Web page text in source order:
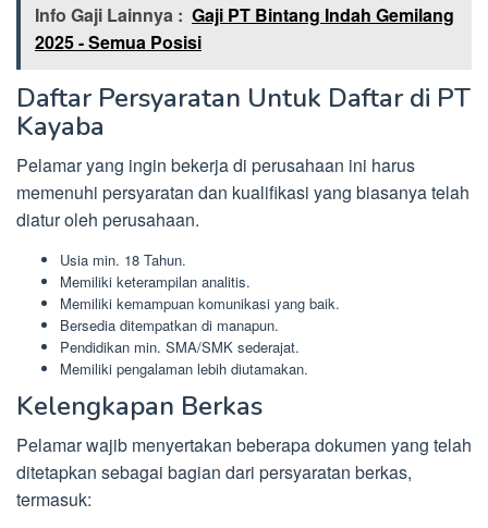
Info Gaji Lainnya : Gaji PT Bintang Indah Gemilang
2025 - Semua Posisi
Daftar Persyaratan Untuk Daftar di PT
Kayaba
Pelamar yang ingin bekerja di perusahaan ini harus
memenuhi persyaratan dan kualifikasi yang biasanya telah
diatur oleh perusahaan.
Usia min. 18 Tahun.
Memiliki keterampilan analitis.
Memiliki kemampuan komunikasi yang baik.
Bersedia ditempatkan di manapun.
Pendidikan min. SMA/SMK sederajat.
Memiliki pengalaman lebih diutamakan.
Kelengkapan Berkas
Pelamar wajib menyertakan beberapa dokumen yang telah
ditetapkan sebagai bagian dari persyaratan berkas,
termasuk: